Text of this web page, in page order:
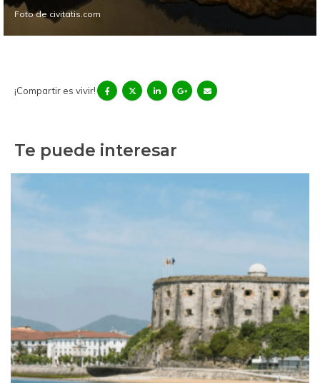
Foto de civitatis.com
¡Compartir es vivir!
Te puede interesar